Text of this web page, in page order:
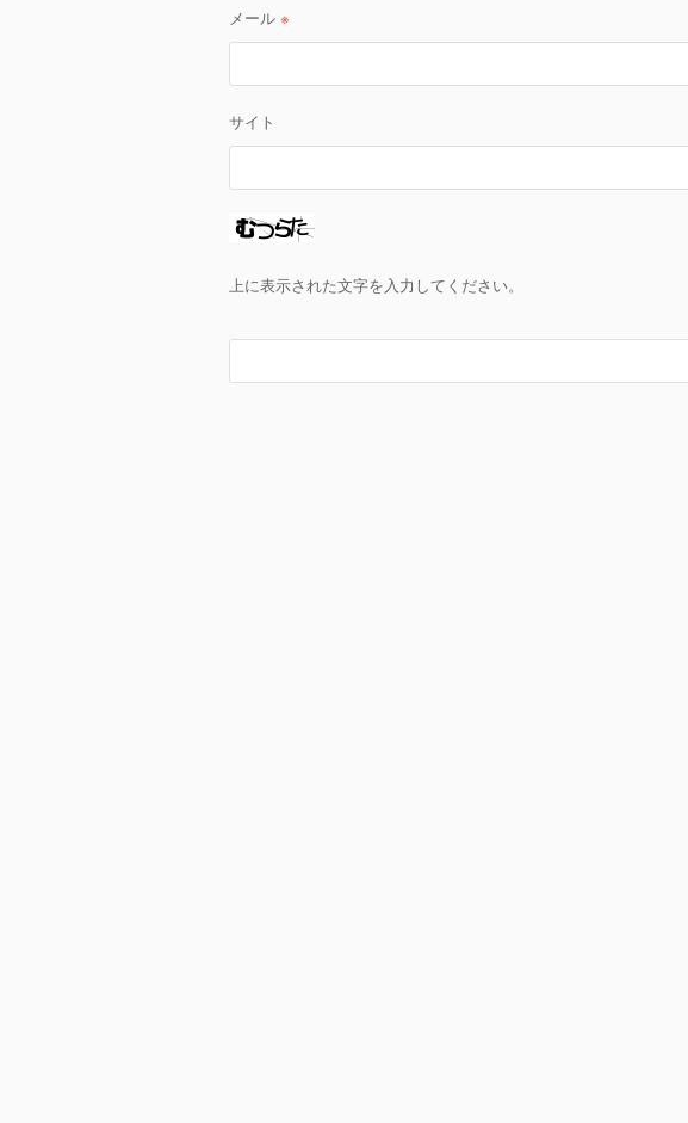
メール ※
サイト
上に表示された文字を入力してください。